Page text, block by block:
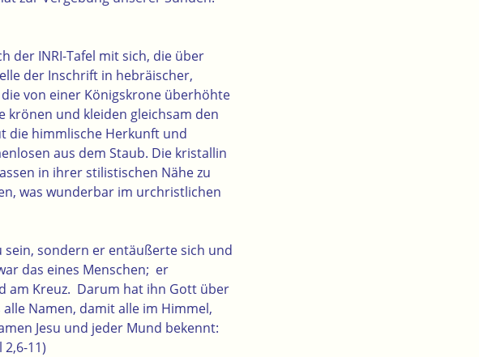
der INRI-Tafel mit sich, die über
der Inschrift in hebräischer,
von einer Königskrone überhöhte
krönen und kleiden gleichsam den
die himmlische Herkunft und
aus dem Staub. Die kristallin
in ihrer stilistischen Nähe zu
was wunderbar im urchristlichen
sein, sondern er entäußerte sich und
das eines Menschen; er
am Kreuz. Darum hat ihn Gott über
Namen, damit alle im Himmel,
Jesu und jeder Mund bekennt:
11)